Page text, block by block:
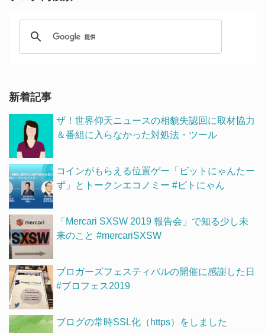
新着記事
ザ！世界仰天ニュースの相貌失認回に取材協力
＆番組に入らなかった対処法・ツール
コインがもらえる位置ゲー「ビットにゃんたー
ず」とトークンエコノミー #ビトにゃん
「Mercari SXSW 2019 報告会」で知る少し未
来のこと #mercariSXSW
ブロガーズフェスティバルの開催に感謝した日
#ブロフェス2019
ブログの常時SSL化（https）をしました